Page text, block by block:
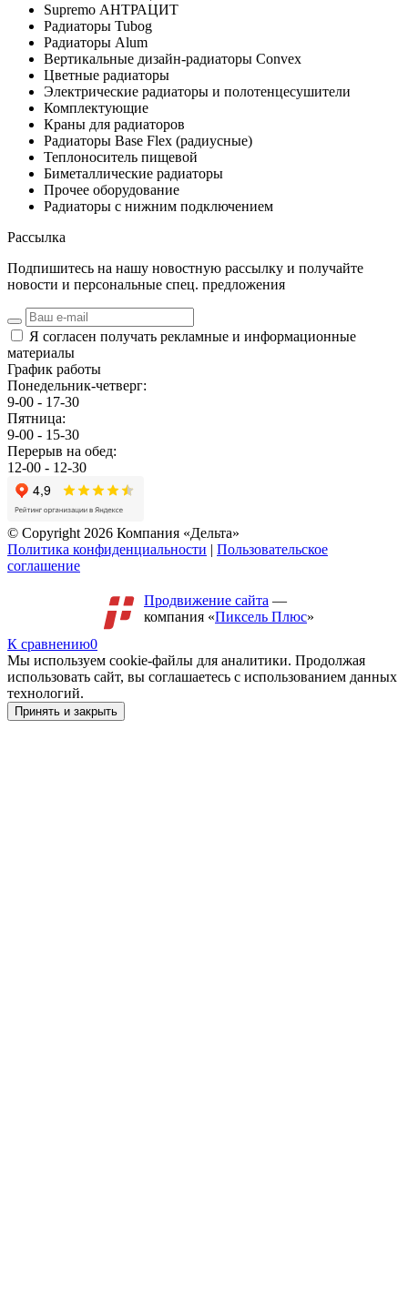
Supremo АНТРАЦИТ
Радиаторы Tubog
Радиаторы Alum
Вертикальные дизайн-радиаторы Convex
Цветные радиаторы
Электрические радиаторы и полотенцесушители
Комплектующие
Краны для радиаторов
Радиаторы Base Flex (радиусные)
Теплоноситель пищевой
Биметаллические радиаторы
Прочее оборудование
Радиаторы с нижним подключением
Рассылка
Подпишитесь на нашу новостную рассылку и получайте
новости и персональные спец. предложения
Я согласен получать рекламные и информационные
материалы
График работы
Понедельник-четверг:
9-00 - 17-30
Пятница:
9-00 - 15-30
Перерыв на обед:
12-00 - 12-30
© Copyright 2026 Компания «Дельта»
Политика конфиденциальности | Пользовательское
соглашение
Продвижение сайта —
компания «Пиксель Плюс»
К сравнению0
Мы используем cookie-файлы для аналитики. Продолжая
использовать сайт, вы соглашаетесь с использованием данных
технологий.
Принять и закрыть